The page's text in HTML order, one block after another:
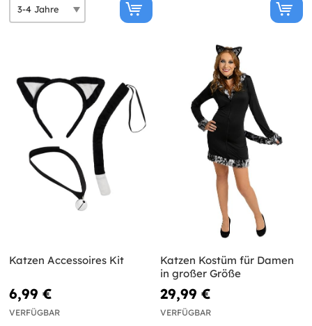
Katzen Accessoires Kit
6,99 €
VERFÜGBAR
Katzen Kostüm für Damen
in großer Größe
29,99 €
VERFÜGBAR